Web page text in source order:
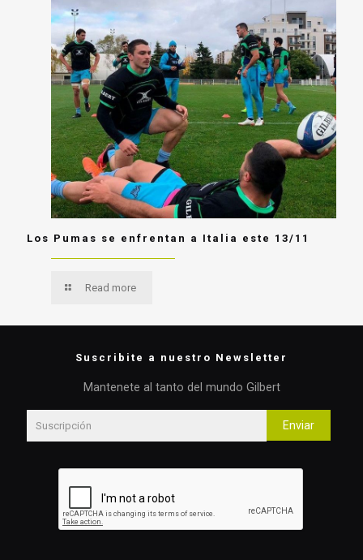
Los Pumas se enfrentan a Italia este 13/11
Read more
Suscribite a nuestro Newsletter
Mantenete al tanto del mundo Gilbert